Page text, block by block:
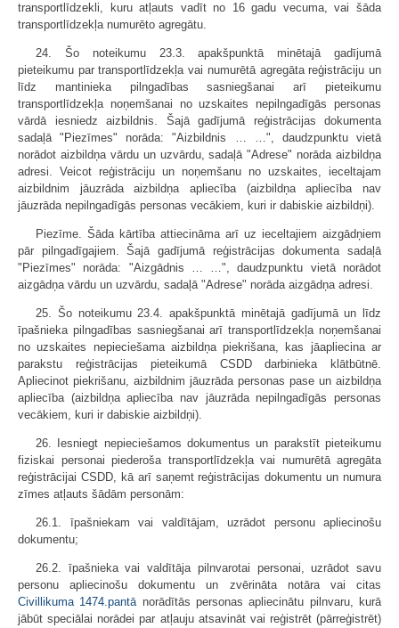
transportlīdzekli, kuru atļauts vadīt no 16 gadu vecuma, vai šāda
transportlīdzekļa numurēto agregātu.
24. Šo noteikumu 23.3. apakšpunktā minētajā gadījumā
pieteikumu par transportlīdzekļa vai numurētā agregāta reģistrāciju un
līdz mantinieka pilngadības sasniegšanai arī pieteikumu
transportlīdzekļa noņemšanai no uzskaites nepilngadīgās personas
vārdā iesniedz aizbildnis. Šajā gadījumā reģistrācijas dokumenta
sadaļā "Piezīmes" norāda: "Aizbildnis … …", daudzpunktu vietā
norādot aizbildņa vārdu un uzvārdu, sadaļā "Adrese" norāda aizbildņa
adresi. Veicot reģistrāciju un noņemšanu no uzskaites, ieceltajam
aizbildnim jāuzrāda aizbildņa apliecība (aizbildņa apliecība nav
jāuzrāda nepilngadīgās personas vecākiem, kuri ir dabiskie aizbildņi).
Piezīme. Šāda kārtība attiecināma arī uz ieceltajiem aizgādņiem
pār pilngadīgajiem. Šajā gadījumā reģistrācijas dokumenta sadaļā
"Piezīmes" norāda: "Aizgādnis … …", daudzpunktu vietā norādot
aizgādņa vārdu un uzvārdu, sadaļā "Adrese" norāda aizgādņa adresi.
25. Šo noteikumu 23.4. apakšpunktā minētajā gadījumā un līdz
īpašnieka pilngadības sasniegšanai arī transportlīdzekļa noņemšanai
no uzskaites nepieciešama aizbildņa piekrišana, kas jāapliecina ar
parakstu reģistrācijas pieteikumā CSDD darbinieka klātbūtnē.
Apliecinot piekrišanu, aizbildnim jāuzrāda personas pase un aizbildņa
apliecība (aizbildņa apliecība nav jāuzrāda nepilngadīgās personas
vecākiem, kuri ir dabiskie aizbildņi).
26. Iesniegt nepieciešamos dokumentus un parakstīt pieteikumu
fiziskai personai piederoša transportlīdzekļa vai numurētā agregāta
reģistrācijai CSDD, kā arī saņemt reģistrācijas dokumentu un numura
zīmes atļauts šādām personām:
26.1. īpašniekam vai valdītājam, uzrādot personu apliecinošu
dokumentu;
26.2. īpašnieka vai valdītāja pilnvarotai personai, uzrādot savu
personu apliecinošu dokumentu un zvērināta notāra vai citas
Civillikuma 1474.pantānorādītās personas apliecinātu pilnvaru, kurā
jābūt speciālai norādei par atļauju atsavināt vai reģistrēt (pārreģistrēt)